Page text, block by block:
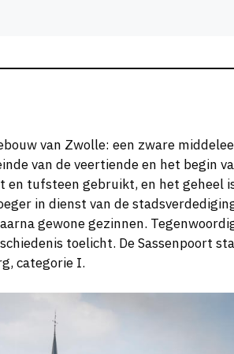
van Zwolle: een zware
van de veertiende en het begin
en tufsteen gebruikt, en het geheel
in dienst van de
gewone gezinnen.
toelicht. De Sassenpoort
categorie I.